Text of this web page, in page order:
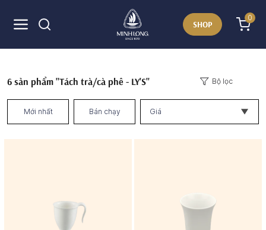
SHOP
0
6 sản phẩm "Tách trà/cà phê - LY'S" Bộ lọc
Mới nhất Bán chạy Giá